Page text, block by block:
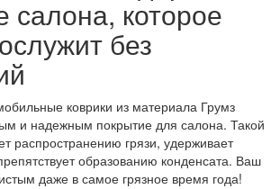
салона, которое
без
коврики из материала Грумз
и надежным покрытие для салона. Такой
распространению грязи, удерживает
образованию конденсата. Ваш
даже в самое грязное время года!